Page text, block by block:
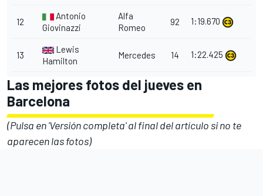
12
Antonio
Giovinazzi
Alfa
Romeo
92 1:19.670
13
Lewis
Hamilton
Mercedes 14 1:22.425
Las mejores fotos del jueves en
Barcelona
(Pulsa en 'Versión completa' al final del artículo si no te
aparecen las fotos)